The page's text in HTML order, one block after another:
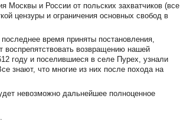
и России от польских захватчиков (все
цензуры и ограничения основных свобод в
время приняты постановления,
воспрепятствовать возвращению нашей
году и поселившиеся в селе Пурех, узнали
знают, что многие из них после похода на
невозможно дальнейшее полноценное